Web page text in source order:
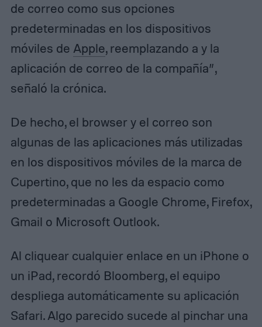
de correo como sus opciones
predeterminadas en los dispositivos
móviles de Apple, reemplazando a y la
aplicación de correo de la compañía”,
señaló la crónica.
De hecho, el browser y el correo son
algunas de las aplicaciones más utilizadas
en los dispositivos móviles de la marca de
Cupertino, que no les da espacio como
predeterminadas a Google Chrome, Firefox,
Gmail o Microsoft Outlook.
Al cliquear cualquier enlace en un iPhone o
un iPad, recordó Bloomberg, el equipo
despliega automáticamente su aplicación
Safari. Algo parecido sucede al pinchar una